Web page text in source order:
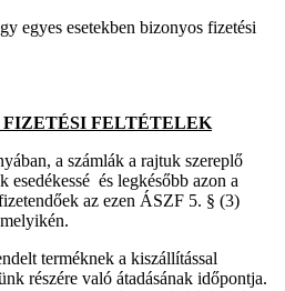
egyes esetekben bizonyos fizetési
FELTÉTELEK
a számlák a rajtuk szereplő
esedékessé és legkésőbb azon a
az ezen ÁSZF 5. § (3)
terméknek a kiszállítással
részére való átadásának időpontja.